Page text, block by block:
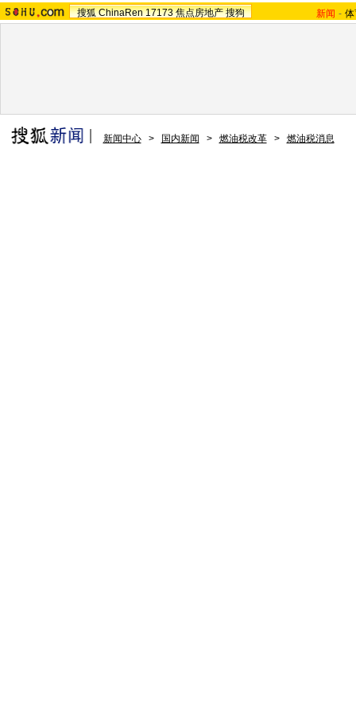
搜狐 ChinaRen 17173 焦点房地产 搜狗 新闻 -
新闻中心 > 国内新闻 > 燃油税改革 > 燃油税消息